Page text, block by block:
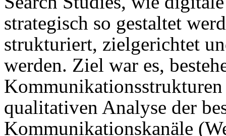
strategisch so gestaltet
strukturiert, zielgerichtet
werden. Ziel war es,
qualitativen Analyse der
Kommunikationskanäle